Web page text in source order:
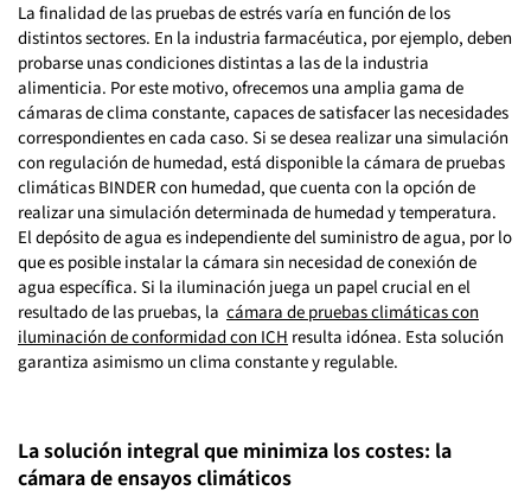
La finalidad de las pruebas de estrés varía en función de los
distintos sectores. En la industria farmacéutica, por ejemplo, deben
probarse unas condiciones distintas a las de la industria
alimenticia. Por este motivo, ofrecemos una amplia gama de
cámaras de clima constante, capaces de satisfacer las necesidades
correspondientes en cada caso. Si se desea realizar una simulación
con regulación de humedad, está disponible la cámara de pruebas
climáticas BINDER con humedad, que cuenta con la opción de
realizar una simulación determinada de humedad y temperatura.
El depósito de agua es independiente del suministro de agua, por lo
que es posible instalar la cámara sin necesidad de conexión de
agua específica. Si la iluminación juega un papel crucial en el
resultado de las pruebas, la cámara de pruebas climáticas con
iluminación de conformidad con ICH resulta idónea. Esta solución
garantiza asimismo un clima constante y regulable.
La solución integral que minimiza los costes: la
cámara de ensayos climáticos